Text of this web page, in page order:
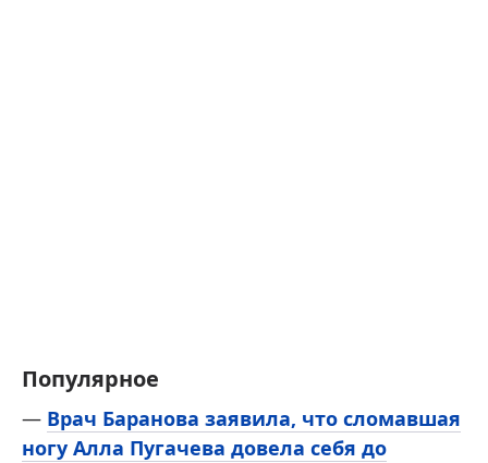
Популярное
— Врач Баранова заявила, что сломавшая
ногу Алла Пугачева довела себя до